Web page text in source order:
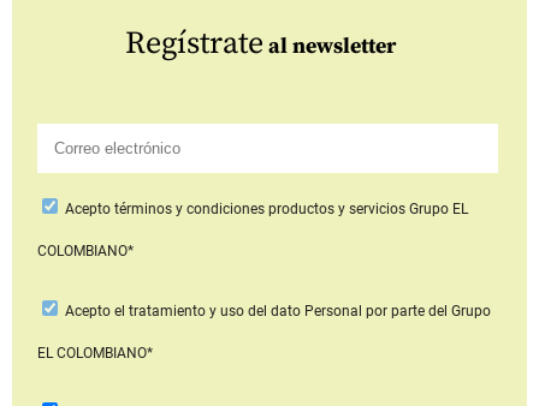
Regístrate al newsletter
Aceptotérminos y condiciones productos y serviciosGrupo EL
COLOMBIANO*
Acepto el tratamiento y uso del dato Personal por parte del Grupo
EL COLOMBIANO*